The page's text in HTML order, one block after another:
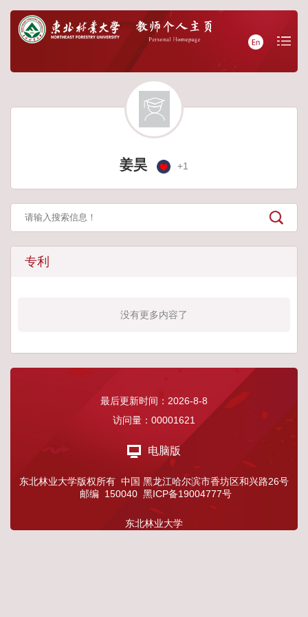
姜昊 +1
专利
没有更多内容了
最后更新时间： 2026-8-8
访问量： 00001621
电脑版
东北林业大学版权所有 中国 黑龙江哈尔滨市香坊区和兴路26号
邮编 150040 黑ICP备19004777号
东北林业大学